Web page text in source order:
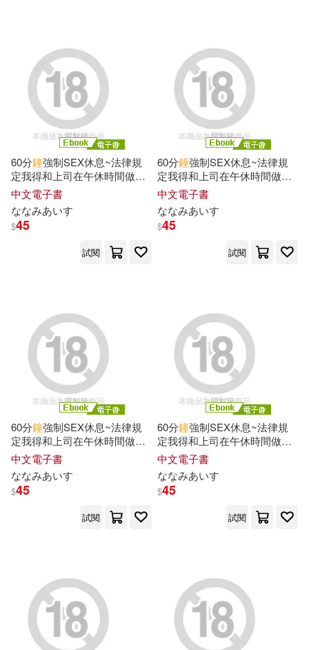
60分鐘強制SEX休息~法律規
定我得和上司在午休時間做愛~
05 (電子書)
中文電子書
ななみあいす
$45
試閱
60分鐘強制SEX休息~法律規
定我得和上司在午休時間做愛~
04 (電子書)
中文電子書
ななみあいす
$45
試閱
60分鐘強制SEX休息~法律規
定我得和上司在午休時間做愛~
06 (電子書)
中文電子書
ななみあいす
$45
試閱
60分鐘強制SEX休息~法律規
定我得和上司在午休時間做愛~
03 (電子書)
中文電子書
ななみあいす
$45
試閱